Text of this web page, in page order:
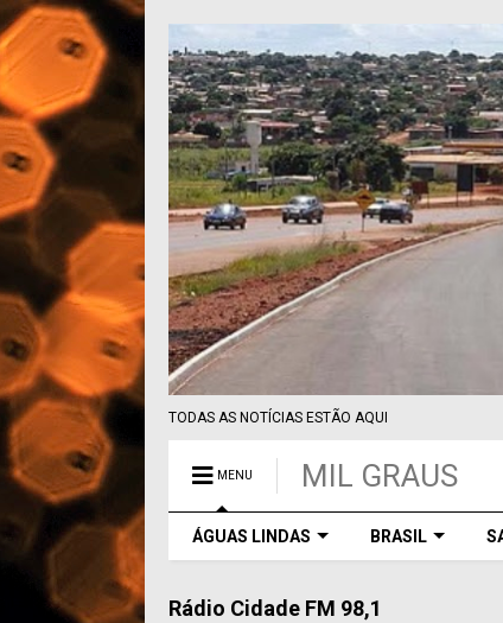
TODAS AS NOTÍCIAS ESTÃO AQUI
MENU MIL GRAUS
ÁGUAS LINDAS BRASIL
Rádio Cidade FM 98,1